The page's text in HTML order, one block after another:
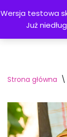
Wersja testowa
Już
Przejdź
do
Strona główna \